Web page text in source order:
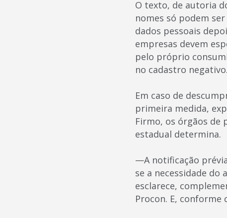
O texto, de autoria
nomes só podem
dados pessoais
empresas devem
pelo próprio
no cadastro negativo.
Em caso de
primeira medida,
Firmo, os órgãos de
estadual determina.
—A notificação
se a necessidade
esclarece,
Procon. E,